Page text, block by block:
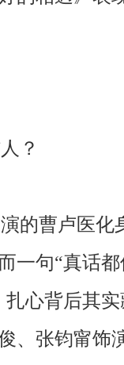
？
的曹卢医化
一句“真话
心背后其
、张钧甯饰